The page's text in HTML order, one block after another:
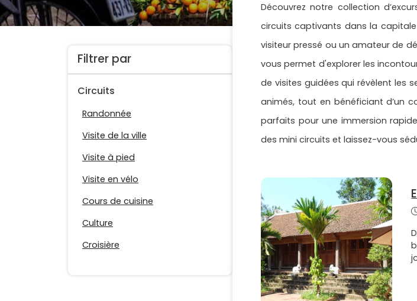
Filtrer par
Circuits
Randonnée
Visite de la ville
Visite à pied
Visite en vélo
Cours de cuisine
Culture
Croisière
Découvrez notre collection
circuits captivants dans la
visiteur pressé ou un amateur de
vous permet d'explorer les
de visites guidées qui révèlent les
animés, tout en bénéficiant d’un
parfaits pour une immersion
des mini circuits et laissez-vous